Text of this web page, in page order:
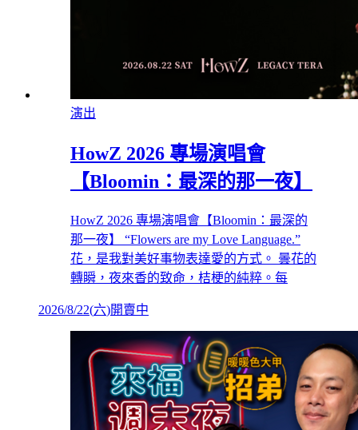
演出
HowZ 2026 專場演唱會
【Bloomin：最深的那一夜】
HowZ 2026 專場演唱會【Bloomin：最深的
那一夜】 “Flowers are my Love Language.”
花，是我對美好事物表達愛的方式。 曇花的
轉瞬，夜來香的致命，桔梗的純粹。每
2026/8/22(六)開賣中